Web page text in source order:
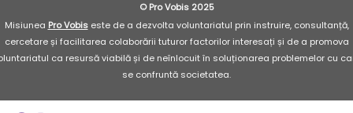
© Pro Vobis 2025
Misiunea Pro Vobiseste de a dezvolta voluntariatul prin instruire, consultanță,
cercetare și facilitarea colaborării tuturor factorilor interesați și de a promova
ca resursă viabilă și de neînlocuit în soluționarea problemelor cu
se confruntă societatea.